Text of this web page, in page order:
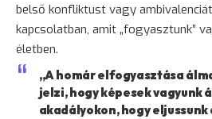
belső konfliktust vagy
kapcsolatban, amit „fogyasztunk”
életben.
„A homár elfogyasztása
jelzi, hogy képesek vagyunk
akadályokon, hogy